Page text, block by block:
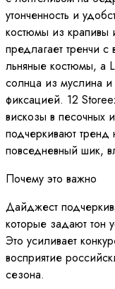
утонченность и
костюмы из крапивы
предлагает тренчи
льняные костюмы, а
солнца из муслина
фиксацией. 12
вискозы в песочных
подчеркивают тренд
повседневный шик,
Почему это важно
Дайджест
которые задают тон
Это усиливает
восприятие
сезона.